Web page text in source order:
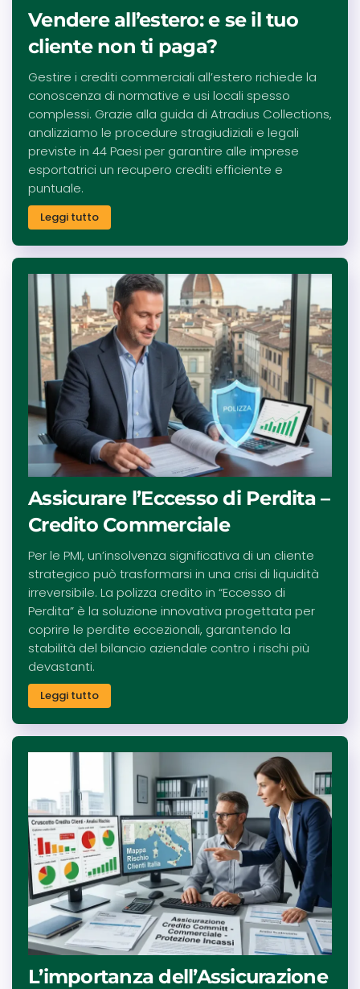
Vendere all’estero: e se il tuo
cliente non ti paga?
Gestire i crediti commerciali all’estero richiede la
conoscenza di normative e usi locali spesso
complessi. Grazie alla guida di Atradius Collections,
analizziamo le procedure stragiudiziali e legali
previste in 44 Paesi per garantire alle imprese
esportatrici un recupero crediti efficiente e
puntuale.
Leggi tutto
Assicurare l’Eccesso di Perdita –
Credito Commerciale
Per le PMI, un’insolvenza significativa di un cliente
strategico può trasformarsi in una crisi di liquidità
irreversibile. La polizza credito in “Eccesso di
Perdita” è la soluzione innovativa progettata per
coprire le perdite eccezionali, garantendo la
stabilità del bilancio aziendale contro i rischi più
devastanti.
Leggi tutto
L’importanza dell’Assicurazione